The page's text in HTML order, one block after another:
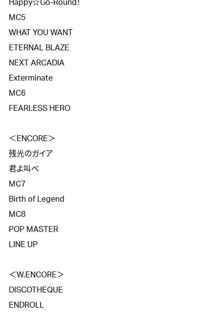
Happy☆Go-Round！
MC5
WHAT YOU WANT
ETERNAL BLAZE
NEXT ARCADIA
Exterminate
MC6
FEARLESS HERO
＜ENCORE＞
残光のガイア
君よ叫べ
MC7
Birth of Legend
MC8
POP MASTER
LINE UP
＜W.ENCORE＞
DISCOTHEQUE
ENDROLL